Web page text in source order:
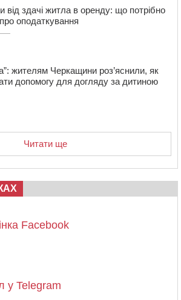
від здачі житла в оренду: що потрібно
оподаткування
жителям Черкащини роз’яснили, як
допомогу для догляду за дитиною
Читати ще
Facebook
у Telegram